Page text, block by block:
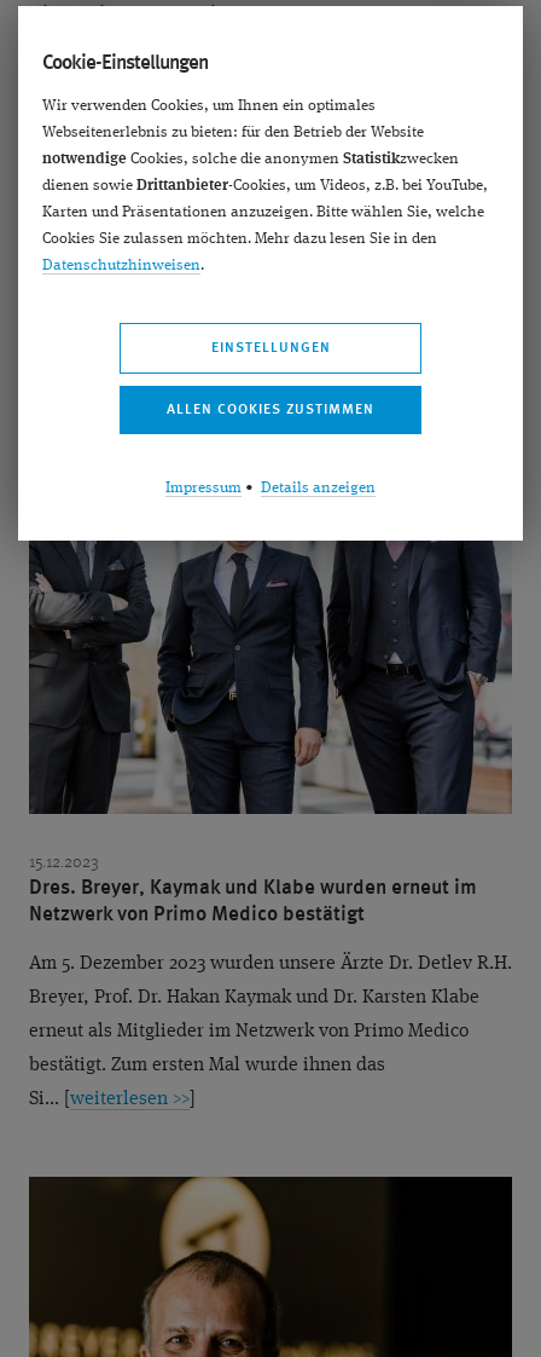
Kataraktchirurgie
Wenn bei presbyopen Patienten der Wunsch nach
Brillenunabhängigkeit besteht und eine
Laserbehandlung nicht möglich ist, ist die Linsen­
chirurgie in der Regel eine gute Option. In dieser Folge
15.12.2023
Dres. Breyer, Kaymak und Klabe wurden erneut im
Netzwerk von Primo Medico bestätigt
Am 5. Dezember 2023 wurden unsere Ärzte Dr. Detlev R.H.
Breyer, Prof. Dr. Hakan Kaymak und Dr. Karsten Klabe
erneut als Mitglieder im Netzwerk von Primo Medico
bestätigt. Zum ersten Mal wurde ihnen das
Si... [ weiterlesen >>
Cookie-Einstellungen
Wir verwenden Cookies, um Ihnen ein optimales
Webseitenerlebnis zu bieten: für den Betrieb der Website
notwendige Cookies, solche die anonymen Statistikzwecken
dienen sowie Drittanbieter-Cookies, um Videos, z.B. bei YouTube,
Karten und Präsentationen anzuzeigen. Bitte wählen Sie, welche
Cookies Sie zulassen möchten. Mehr dazu lesen Sie in den
Datenschutzhinweisen.
EINSTELLUNGEN
Impressum • Details anzeigen